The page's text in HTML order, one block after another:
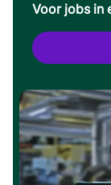
Voor jobs in